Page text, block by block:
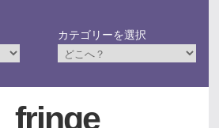
カテゴリーを選択
fringe